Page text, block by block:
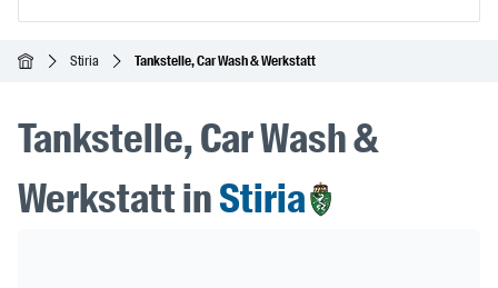
Home Stiria Tankstelle, Car Wash & Werkstatt
Tankstelle, Car Wash &
Werkstatt inStiria